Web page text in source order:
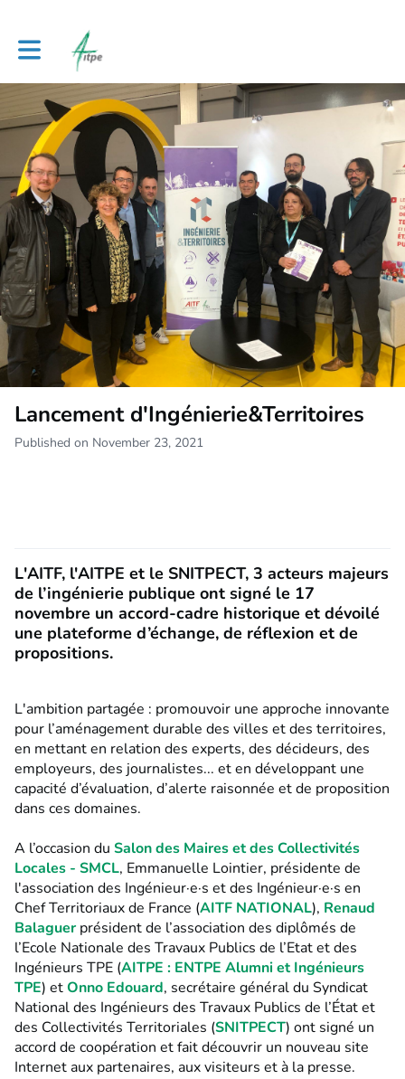
Toggle main navigation
Lancement d'Ingénierie&Territoires
Published on November 23, 2021
L'AITF, l'AITPE et le SNITPECT, 3 acteurs majeurs
de l’ingénierie publique ont signé le 17
novembre un accord-cadre historique et dévoilé
une plateforme d’échange, de réflexion et de
propositions.
L'ambition partagée : promouvoir une approche innovante
pour l’aménagement durable des villes et des territoires,
en mettant en relation des experts, des décideurs, des
employeurs, des journalistes... et en développant une
capacité d’évaluation, d’alerte raisonnée et de proposition
dans ces domaines.
A l’occasion du Salon des Maires et des Collectivités
Locales - SMCL, Emmanuelle Lointier, présidente de
l'association des Ingénieur·e·s et des Ingénieur·e·s en
Chef Territoriaux de France (AITF NATIONAL), Renaud
Balaguerprésident de l’association des diplômés de
l’Ecole Nationale des Travaux Publics de l’Etat et des
Ingénieurs TPE (AITPE : ENTPE Alumni et Ingénieurs
TPE) etOnno Edouard, secrétaire général du Syndicat
National des Ingénieurs des Travaux Publics de l’État et
des Collectivités Territoriales (SNITPECT) ont signé un
accord de coopération et fait découvrir un nouveau site
Internet aux partenaires, aux visiteurs et à la presse.